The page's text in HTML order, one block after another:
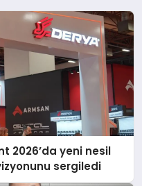
2026’da yeni nesil
sergiledi